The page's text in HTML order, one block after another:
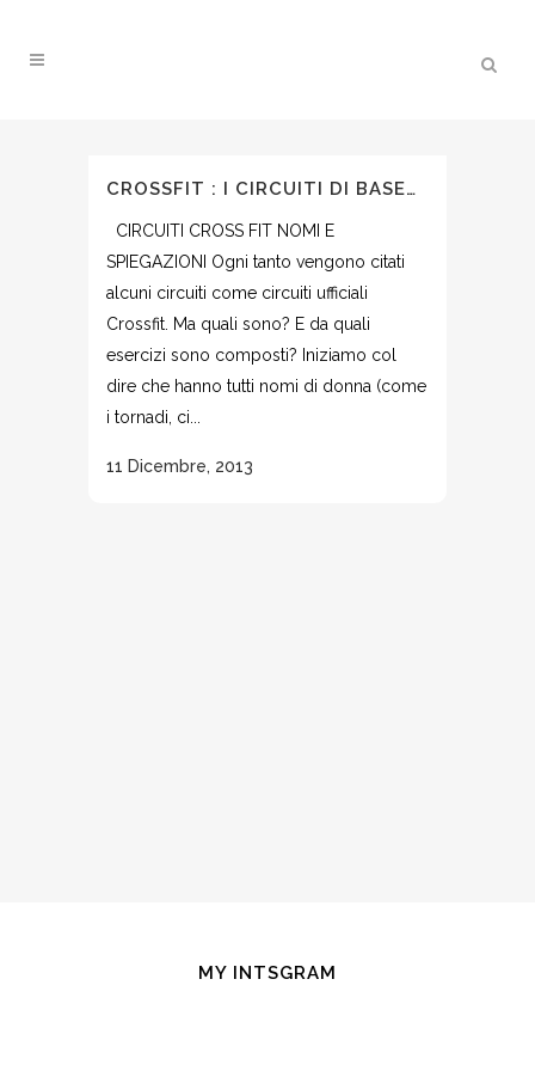
CROSSFIT : I CIRCUITI DI BASE…
CIRCUITI CROSS FIT NOMI E
SPIEGAZIONI Ogni tanto vengono citati
alcuni circuiti come circuiti ufficiali
Crossfit. Ma quali sono? E da quali
esercizi sono composti? Iniziamo col
dire che hanno tutti nomi di donna (come
i tornadi, ci...
11 Dicembre, 2013
MY INTSGRAM